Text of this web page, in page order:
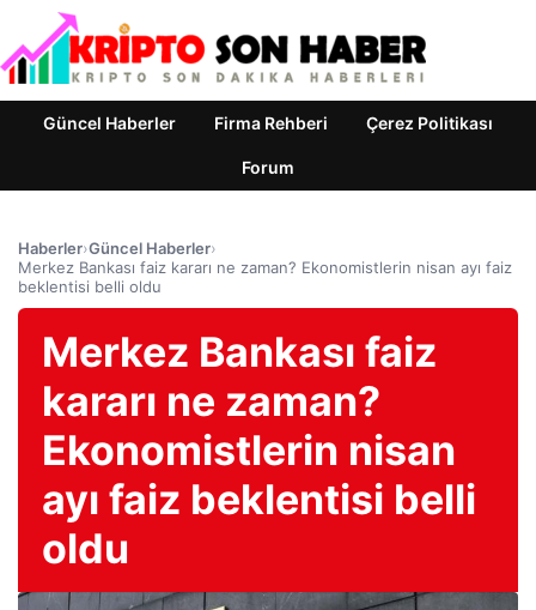
Güncel Haberler Firma Rehberi Çerez Politikası
Forum
Haberler›Güncel Haberler›
Merkez Bankası faiz kararı ne zaman? Ekonomistlerin nisan ayı faiz
beklentisi belli oldu
Merkez Bankası faiz
kararı ne zaman?
Ekonomistlerin nisan
ayı faiz beklentisi belli
oldu